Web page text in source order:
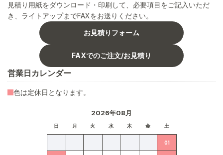
見積り用紙をダウンロード・印刷して、必要項目をご記入いただ
き、ライトアップまでFAXをお送りください。
お見積りフォーム
FAXでのご注文/お見積り
営業日カレンダー
2026年08月
日 月 火 水 木 金 土
01
色は定休日となります。